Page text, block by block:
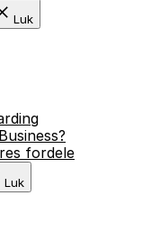
Luk
fordele
Luk